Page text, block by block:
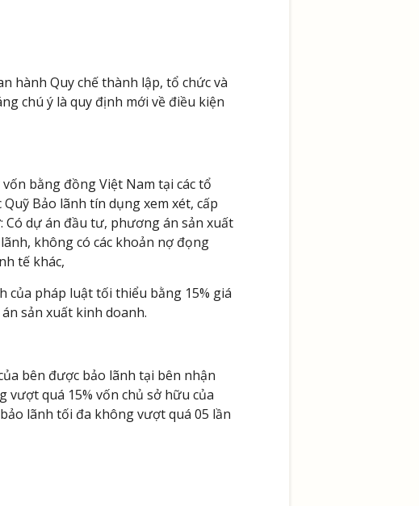
hành Quy chế thành lập, tổ chức và
chú ý là quy định mới về điều kiện
bằng đồng Việt Nam tại các tổ
Bảo lãnh tín dụng xem xét, cấp
dự án đầu tư, phương án sản xuất
không có các khoản nợ đọng
tế khác,
của pháp luật tối thiểu bằng 15% giá
sản xuất kinh doanh.
bên được bảo lãnh tại bên nhận
quá 15% vốn chủ sở hữu của
lãnh tối đa không vượt quá 05 lần